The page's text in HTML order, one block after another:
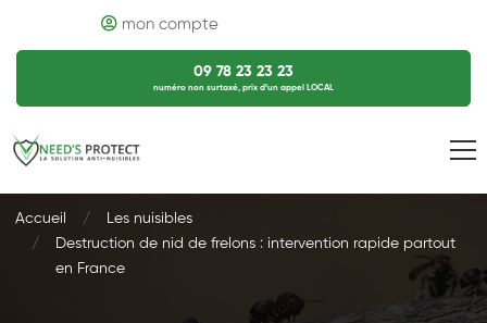
mon compte
09 78 23 23 23
numéro non surtaxé, prix d’un appel LOCAL
Accueil
Les nuisibles
Destruction de nid de frelons : intervention rapide partout
en France